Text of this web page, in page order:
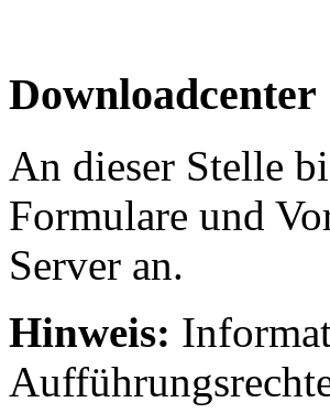
Downloadcenter
An dieser Stelle
Formulare und
Server an.
Hinweis: